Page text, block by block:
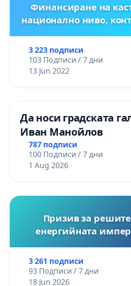
Финансиране на
национално ниво,
3 223 подписи
103 Подписи / 7 дни
13 Jun 2022
Да носи градската
Иван Манойлов
787 подписи
100 Подписи / 7 дни
1 Aug 2026
Призив за
енергийната
3 261 подписи
93 Подписи / 7 дни
18 Jun 2026